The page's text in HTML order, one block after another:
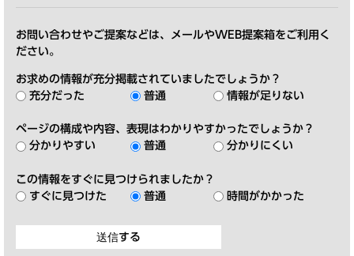
お問い合わせやご提案などは、メールやWEB提案箱をご利用く
ださい。
お求めの情報が充分掲載されていましたでしょうか？
充分だった
普通 情報が足りない
ページの構成や内容、表現はわかりやすかったでしょうか？
分かりやすい
普通 分かりにくい
この情報をすぐに見つけられましたか？
すぐに見つけた
普通 時間がかかった